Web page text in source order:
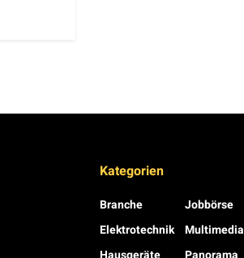
Kategorien
Branche
Elektrotechnik
Jobbörse
Multimedia